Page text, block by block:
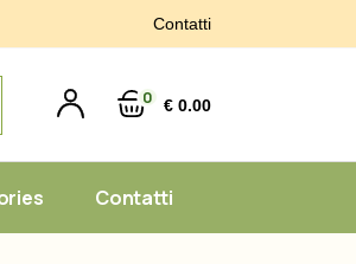
Contatti
0 € 0.00
Contatti